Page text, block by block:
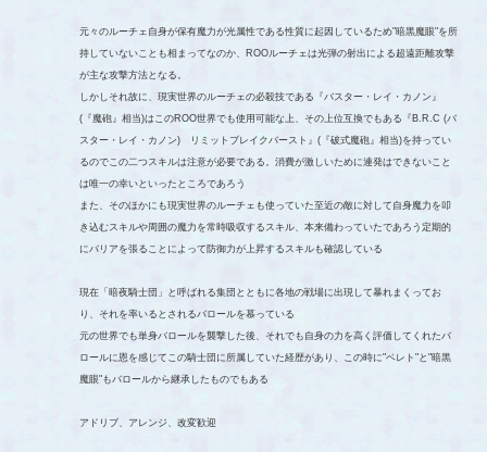
元々のルーチェ自身が保有魔力が光属性である性質に起因しているため"暗黒魔眼"を所
持していないことも相まってなのか、ROOルーチェは光弾の射出による超遠距離攻撃
が主な攻撃方法となる。
しかしそれ故に、現実世界のルーチェの必殺技である『バスター・レイ・カノン』
(『魔砲』相当)はこのROO世界でも使用可能な上、その上位互換でもある『B.R.C (バ
スター・レイ・カノン) リミットブレイクバースト』(『破式魔砲』相当)を持ってい
るのでこの二つスキルは注意が必要である。消費が激しいために連発はできないこと
は唯一の幸いといったところであろう
また、そのほかにも現実世界のルーチェも使っていた至近の敵に対して自身魔力を叩
き込むスキルや周囲の魔力を常時吸収するスキル、本来備わっていたであろう定期的
にバリアを張ることによって防御力が上昇するスキルも確認している
現在「暗夜騎士団」と呼ばれる集団とともに各地の戦場に出現して暴れまくってお
り、それを率いるとされるバロールを慕っている
元の世界でも単身バロールを襲撃した後、それでも自身の力を高く評価してくれたバ
ロールに恩を感じてこの騎士団に所属していた経歴があり、この時に"ベレト"と"暗黒
魔眼"もバロールから継承したものでもある
アドリブ、アレンジ、改変歓迎